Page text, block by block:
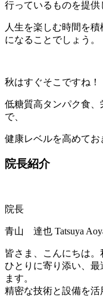
行っているものを提供
人生を楽しむ時間を
になることでしょう。
秋はすぐそこですね！
低糖質高タンパク食
で、
健康レベルを高めてお
院長紹介
院長
青山 達也 Tatsuya
皆さま、こんにちは
ひとりに寄り添い、
ます。
精密な技術と設備を